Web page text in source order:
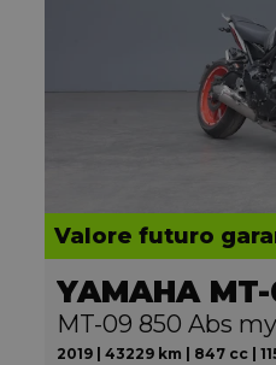
Valore futuro
YAMAHA
MT-09 850 Abs
2019 | 43229 km | 847 cc |